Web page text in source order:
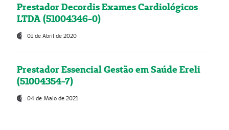
Prestador Decordis Exames Cardiológicos
LTDA (51004346-0)
01 de Abril de 2020
Prestador Essencial Gestão em Saúde Ereli
(51004354-7)
04 de Maio de 2021